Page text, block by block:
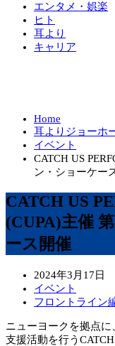
エンタメ・娯楽
ヒト
耳より
キャリア
Home
耳よりジョーホ
イベント
CATCH US
ン・ショーケー
CATCH US
(CUPA)主催
ース開催
2024年3月17日
イベント
フロントライン
ニューヨークを拠点
支援活動を行う